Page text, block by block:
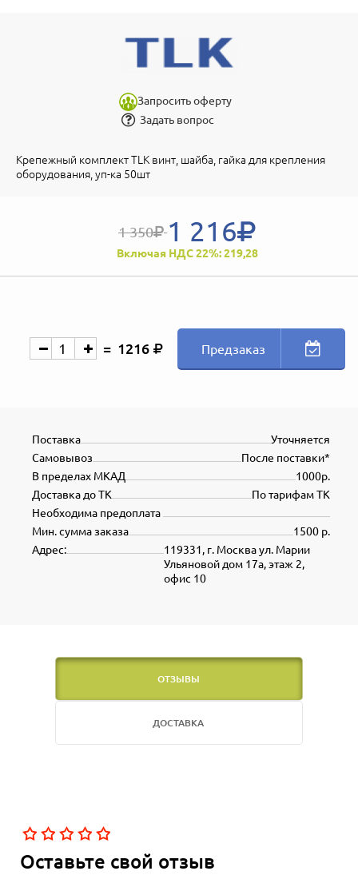
Запросить оферту
Задать вопрос
Крепежный комплект TLK винт, шайба, гайка для крепления
оборудования, уп-ка 50шт
1 350 1 216
Включая НДС 22%: 219,28
1216 Предзаказ
Уточняется
Поставка
После поставки*
Самовывоз
1000р.
В пределах МКАД
По тарифам ТК
Доставка до ТК
Необходима предоплата
1500 р.
Мин. сумма заказа
119331, г. Москва ул. Марии
Ульяновой дом 17а, этаж 2,
офис 10
Адрес:
ОТЗЫВЫ
ДОСТАВКА
Оставьте свой отзыв